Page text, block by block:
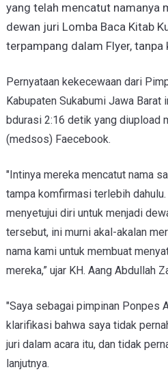
yang telah mencatut namanya
dewan juri Lomba Baca Kitab
terpampang dalam Flyer, tanpa
Pernyataan kekecewaan dari
Kabupaten Sukabumi Jawa Barat
bdurasi 2:16 detik yang diupload
(medsos) Faecebook.
"Intinya mereka mencatut nama
tampa komfirmasi terlebih
menyetujui diri untuk menjadi
tersebut, ini murni akal-akalan
nama kami untuk membuat
mereka,” ujar KH. Aang Abdullah
"Saya sebagai pimpinan Ponpes
klarifikasi bahwa saya tidak
juri dalam acara itu, dan tidak
lanjutnya.